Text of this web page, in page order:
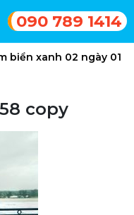
090 789 1414
biển xanh 02 ngày 01
copy